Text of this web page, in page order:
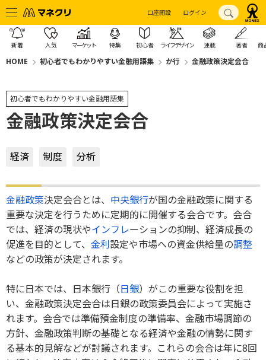
口座開設 ログイン
新着 人気 マーケット 特集 初心者 ライフデザイン 連載 著者 商
HOME 初心者でもわかりやすい金融用語集 か行 金融政策決定会合
初心者でもわかりやすい金融用語集
金融政策決定会合
経済 制度 分析
金融政策決定会合とは、 中央銀行が国の金融政策に関する
重要な決定を行うために定期的に開催する会合です。会合
では、経済の現状やインフレーションの抑制、経済成長の
促進を目的として、 金利設定や市場への資金供給量の調整
などの政策が決定されます。
特に日本では、日本銀行（日銀）がこの重要な役割を担
い、金融政策決定会合は日銀の政策委員会によって実施さ
れます。会合では準備預金制度の準備率、金融市場調節の
方針、金融政策判断の基礎となる経済や金融の情勢に関す
る基本的見解などが討議されます。これらの会合は年に8回